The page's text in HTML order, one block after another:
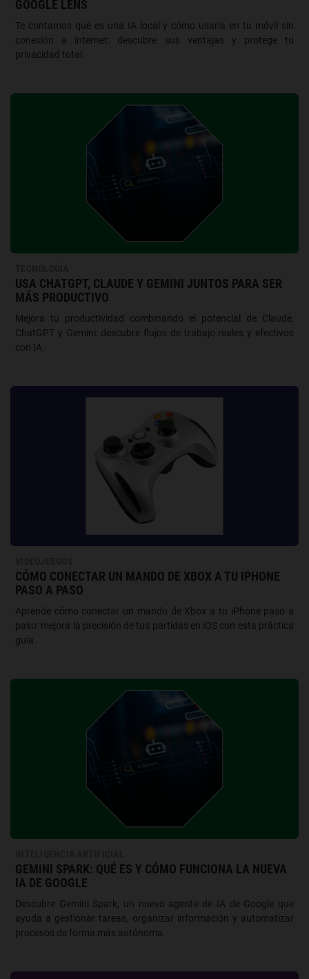
GOOGLE LENS
Te contamos qué es una IA local y cómo usarla en tu móvil sin
conexión a internet: descubre sus ventajas y protege tu
privacidad total.
USA CHATGPT, CLAUDE Y GEMINI JUNTOS PARA SER
MÁS PRODUCTIVO
Mejora tu productividad combinando el potencial de Claude,
ChatGPT y Gemini: descubre flujos de trabajo reales y efectivos
con IA.
CÓMO CONECTAR UN MANDO DE XBOX A TU IPHONE
PASO A PASO
Aprende cómo conectar un mando de Xbox a tu iPhone paso a
paso: mejora la precisión de tus partidas en iOS con esta práctica
guía.
GEMINI SPARK: QUÉ ES Y CÓMO FUNCIONA LA NUEVA
IA DE GOOGLE
Descubre Gemini Spark, un nuevo agente de IA de Google que
ayuda a gestionar tareas, organizar información y automatizar
procesos de forma más autónoma.